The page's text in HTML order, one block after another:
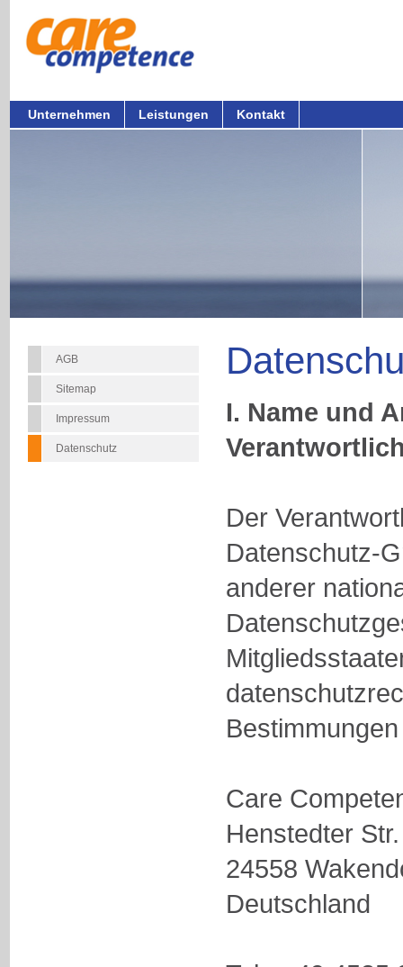
Unternehmen Leistungen Kontakt
AGB
Sitemap
Impressum
Datenschutz
I. Name und
Der
Datenschutz-
anderer
Care
Henstedter
24558
Deutschland